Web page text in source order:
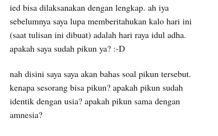
ied bisa dilaksanakan dengan lengkap. ah iya
sebelumnya saya lupa memberitahukan kalo hari ini
(saat tulisan ini dibuat) adalah hari raya idul adha.
apakah saya sudah pikun ya? :-D
nah disini saya saya akan bahas soal pikun tersebut.
kenapa sesorang bisa pikun? apakah pikun sudah
identik dengan usia? apakah pikun sama dengan
amnesia?